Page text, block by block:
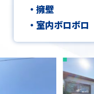
擁壁
室内ボロボロ